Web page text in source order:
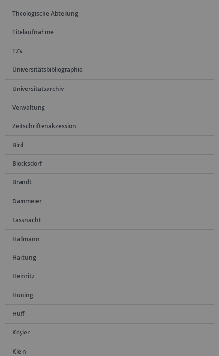
Theologische Abteilung
Titelaufnahme
TZV
Universitätsbibliographie
Universitätsarchiv
Verwaltung
Zeitschriftenakzession
Bird
Blocksdorf
Brandt
Dammeier
Fassnacht
Hallmann
Hartung
Heinritz
Hüning
Huff
Keyler
Klein